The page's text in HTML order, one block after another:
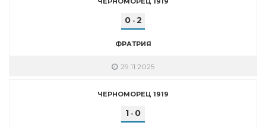
0- 2
ФРАТРИЯ
29.11.2025
ЧЕРНОМОРЕЦ 1919
1 - 0